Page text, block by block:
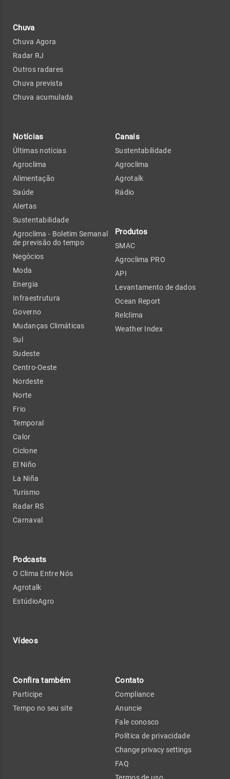
Chuva
Chuva Agora
Radar RJ
Outros radares
Chuva prevista
Chuva acumulada
Notícias
Últimas notícias
Agroclima
Alimentação
Saúde
Alertas
Sustentabilidade
Agroclima - Boletim Semanal
de previsão do tempo
Negócios
Moda
Energia
Infraestrutura
Governo
Mudanças Climáticas
Sul
Sudeste
Centro-Oeste
Nordeste
Norte
Frio
Temporal
Calor
Ciclone
El Niño
La Niña
Turismo
Radar RS
Carnaval
Podcasts
O Clima Entre Nós
Agrotalk
EstúdioAgro
Vídeos
Canais
Sustentabilidade
Agroclima
Agrotalk
Rádio
Produtos
SMAC
Agroclima PRO
API
Levantamento de dados
Ocean Report
Relclima
Weather Index
Confira também
Participe
Tempo no seu site
Contato
Compliance
Anuncie
Fale conosco
Política de privacidade
Change privacy settings
FAQ
Termos de uso